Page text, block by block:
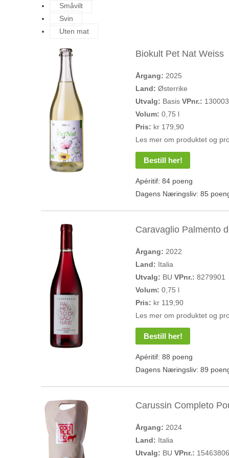
Småvilt
Svin
Uten mat
Biokult Pet Nat Weiss
Årgang: 2025
Land:Østerrike
Utvalg: BasisVPnr.:
Volum:0,75 l
Pris: kr 179,90
Les mer om produktet og
Bestill her!
Apéritif: 84 poeng
Dagens Næringsliv: 85
Caravaglio Palmento
Årgang: 2022
Land: Italia
Utvalg: BUVPnr.:8279901
Volum:0,75 l
Pris: kr 119,90
Les mer om produktet og
Bestill her!
Apéritif: 88 poeng
Dagens Næringsliv: 89
Carussin Completo
Årgang: 2024
Land: Italia
Utvalg: BUVPnr.: 15463806